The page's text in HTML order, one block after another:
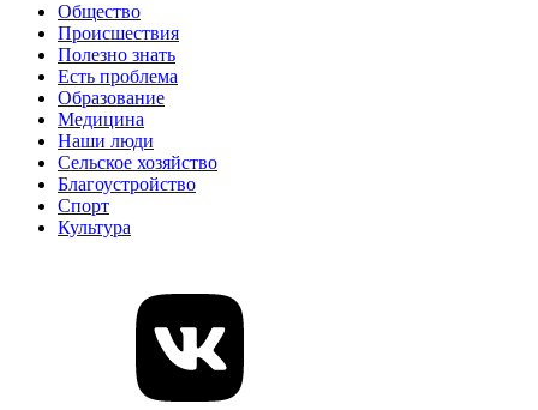
Общество
Происшествия
Полезно знать
Есть проблема
Образование
Медицина
Наши люди
Сельское хозяйство
Благоустройство
Спорт
Культура